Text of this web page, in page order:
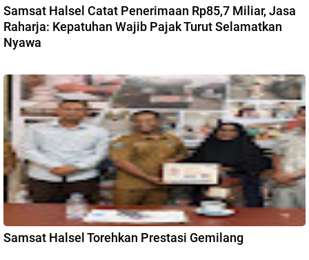
Samsat Halsel Catat Penerimaan Rp85,7 Miliar, Jasa
Raharja: Kepatuhan Wajib Pajak Turut Selamatkan
Nyawa
Samsat Halsel Torehkan Prestasi Gemilang